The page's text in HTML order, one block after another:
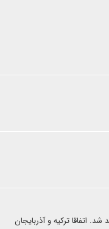
اتفاقا ترکیه و آذربایجان